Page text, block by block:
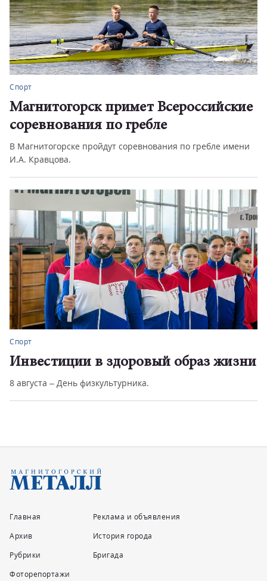
Спорт
«Тяжело в учении – легко в походе»
Легендарная фраза Александра Суворова стала
напутствием для хоккеистов «...
Спорт
Большой праздник для борцов
В Магнитогорске в рамках Спартакиады народов России–
2026 состоялся всеро...
Главная
Архив
Рубрики
Фоторепортажи
Реклама и объявления
История города
Бригада